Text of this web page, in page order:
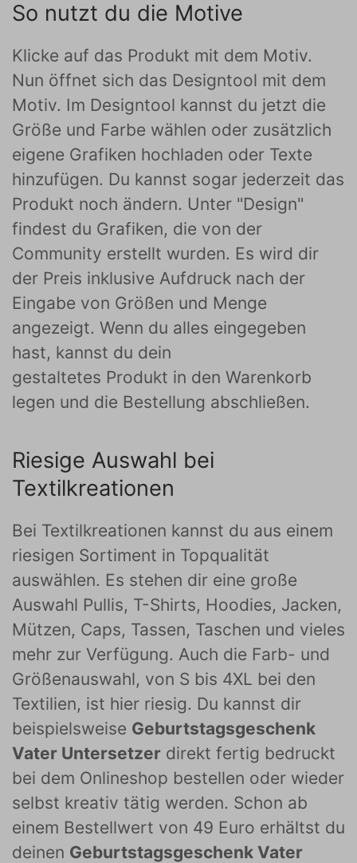
So nutzt du die Motive
Klicke auf das Produkt mit dem Motiv.
Nun öffnet sich das Designtool mit dem
Motiv. Im Designtool kannst du jetzt die
Größe und Farbe wählen oder zusätzlich
eigene Grafiken hochladen oder Texte
hinzufügen. Du kannst sogar jederzeit das
Produkt noch ändern. Unter "Design"
findest du Grafiken, die von der
Community erstellt wurden. Es wird dir
der Preis inklusive Aufdruck nach der
Eingabe von Größen und Menge
angezeigt. Wenn du alles eingegeben
hast, kannst du dein
gestaltetes Produkt in den Warenkorb
legen und die Bestellung abschließen.
Riesige Auswahl bei
Textilkreationen
Bei Textilkreationen kannst du aus einem
riesigen Sortiment in Topqualität
auswählen. Es stehen dir eine große
Auswahl Pullis, T-Shirts, Hoodies, Jacken,
Mützen, Caps, Tassen, Taschen und vieles
mehr zur Verfügung. Auch die Farb- und
Größenauswahl, von S bis 4XL bei den
Textilien, ist hier riesig. Du kannst dir
beispielsweise Geburtstagsgeschenk
Vater Untersetzer direkt fertig bedruckt
bei dem Onlineshop bestellen oder wieder
selbst kreativ tätig werden. Schon ab
einem Bestellwert von 49 Euro erhältst du
deinen Geburtstagsgeschenk Vater